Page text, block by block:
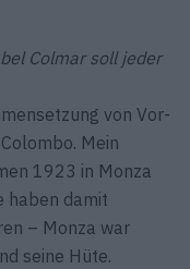
Colmar soll jeder
von Vor-
Mein
1923 in Monza
haben damit
– Monza war
seine Hüte.